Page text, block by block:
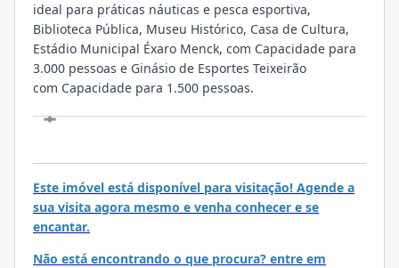
ideal para práticas náuticas e pesca esportiva,
Biblioteca Pública, Museu Histórico, Casa de Cultura,
Estádio Municipal Éxaro Menck, com Capacidade para
3.000 pessoas e Ginásio de Esportes Teixeirão
com Capacidade para 1.500 pessoas.
Este imóvel está disponível para visitação! Agende a
sua visita agora mesmo e venha conhecer e se
encantar.
Não está encontrando o que procura? entre em